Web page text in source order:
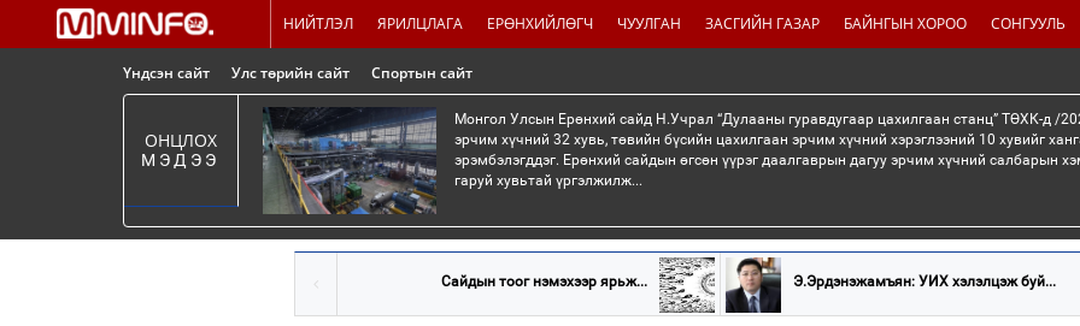
НИЙТЛЭЛ ЯРИЛЦЛАГА ЕРӨНХИЙЛӨГЧ ЧУУЛГАН ЗАСГИЙН ГАЗАР БАЙНГЫН ХОРОО СОНГУУЛЬ
Үндсэн сайт Улс төрийн сайт Спортын сайт
ОНЦЛОХ
МЭДЭЭ
Монгол Улсын Ерөнхий сайд Н.Учрал “Дулааны гуравдугаар цахилгаан станц” ТӨХК-д /
эрчим хүчний 32 хувь, төвийн бүсийн цахилгаан эрчим хүчний хэрэглээний 10 хувийг
эрэмбэлэгддэг. Ерөнхий сайдын өгсөн үүрэг даалгаврын дагуу эрчим хүчний салбарын
гаруй хувьтай үргэлжилж...
Сайдын тоог нэмэхээр ярьж... Э.Эрдэнэжамъян: УИХ хэлэлцэж буй...